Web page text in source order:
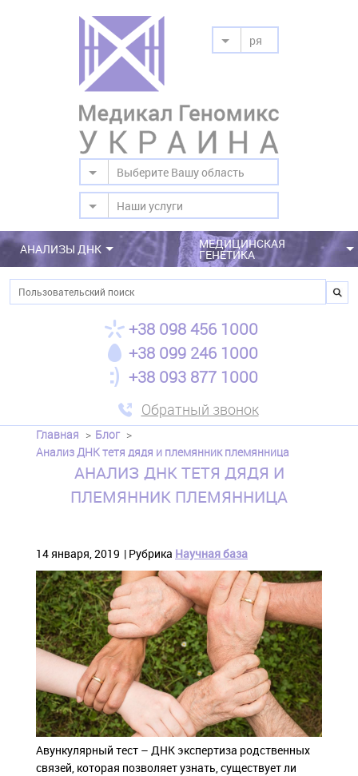
ря
Выберите Вашу область
Наши услуги
АНАЛИЗЫ ДНК МЕДИЦИНСКАЯ
ГЕНЕТИКА
Поиск
+38 098 456 1000
+38 099 246 1000
+38 093 877 1000
Обратный звонок
Главная
Блог
Анализ ДНК тетя дядя и племянник племянница
АНАЛИЗ ДНК ТЕТЯ ДЯДЯ И
ПЛЕМЯННИК ПЛЕМЯННИЦА
14 января, 2019 Рубрика Научная база
Авункулярный тест – ДНК экспертиза родственных
связей, которая позволяет узнать, существует ли